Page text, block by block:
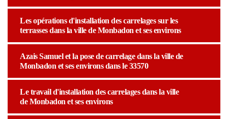
Les opérations d'installation des carrelages sur les
terrasses dans la ville de Monbadon et ses environs
Azais Samuel et la pose de carrelage dans la ville de
Monbadon et ses environs dans le 33570
Le travail d'installation des carrelages dans la ville
de Monbadon et ses environs